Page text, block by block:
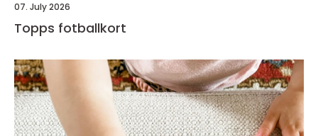
07. July 2026
Topps fotballkort